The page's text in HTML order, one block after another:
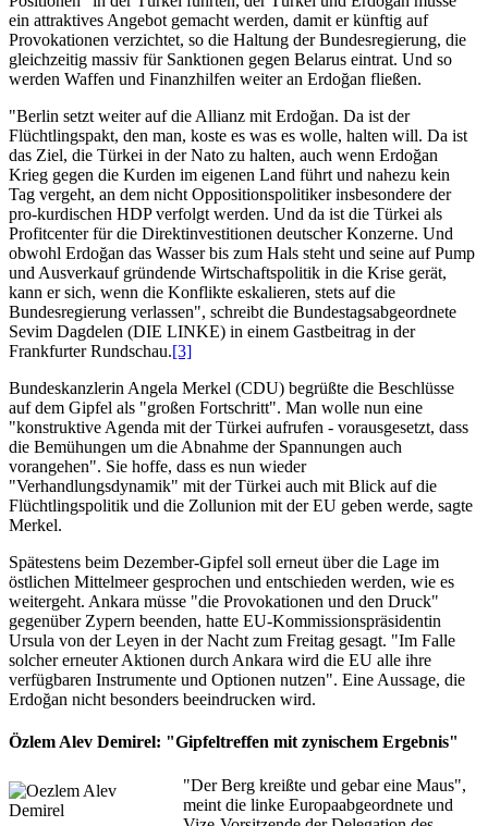
ein attraktives Angebot gemacht werden, damit er künftig auf
Provokationen verzichtet, so die Haltung der Bundesregierung, die
gleichzeitig massiv für Sanktionen gegen Belarus eintrat. Und so
werden Waffen und Finanzhilfen weiter an Erdoğan fließen.
"Berlin setzt weiter auf die Allianz mit Erdoğan. Da ist der
Flüchtlingspakt, den man, koste es was es wolle, halten will. Da ist
das Ziel, die Türkei in der Nato zu halten, auch wenn Erdoğan
Krieg gegen die Kurden im eigenen Land führt und nahezu kein
Tag vergeht, an dem nicht Oppositionspolitiker insbesondere der
pro-kurdischen HDP verfolgt werden. Und da ist die Türkei als
Profitcenter für die Direktinvestitionen deutscher Konzerne. Und
obwohl Erdoğan das Wasser bis zum Hals steht und seine auf Pump
und Ausverkauf gründende Wirtschaftspolitik in die Krise gerät,
kann er sich, wenn die Konflikte eskalieren, stets auf die
Bundesregierung verlassen", schreibt die Bundestagsabgeordnete
Sevim Dagdelen (DIE LINKE) in einem Gastbeitrag in der
Frankfurter Rundschau.[3]
Bundeskanzlerin Angela Merkel (CDU) begrüßte die Beschlüsse
auf dem Gipfel als "großen Fortschritt". Man wolle nun eine
"konstruktive Agenda mit der Türkei aufrufen - vorausgesetzt, dass
die Bemühungen um die Abnahme der Spannungen auch
vorangehen". Sie hoffe, dass es nun wieder
"Verhandlungsdynamik" mit der Türkei auch mit Blick auf die
Flüchtlingspolitik und die Zollunion mit der EU geben werde, sagte
Merkel.
Spätestens beim Dezember-Gipfel soll erneut über die Lage im
östlichen Mittelmeer gesprochen und entschieden werden, wie es
weitergeht. Ankara müsse "die Provokationen und den Druck"
gegenüber Zypern beenden, hatte EU-Kommissionspräsidentin
Ursula von der Leyen in der Nacht zum Freitag gesagt. "Im Falle
solcher erneuter Aktionen durch Ankara wird die EU alle ihre
verfügbaren Instrumente und Optionen nutzen". Eine Aussage, die
Erdoğan nicht besonders beeindrucken wird.
Özlem Alev Demirel: "Gipfeltreffen mit zynischem Ergebnis"
"Der Berg kreißte und gebar eine Maus",
meint die linke Europaabgeordnete und